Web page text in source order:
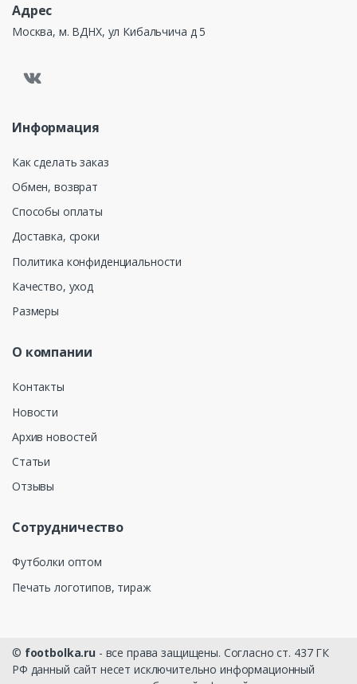
Адрес
Москва, м. ВДНХ, ул Кибальчича д 5
Информация
Как сделать заказ
Обмен, возврат
Способы оплаты
Доставка, сроки
Политика конфиденциальности
Качество, уход
Размеры
О компании
Контакты
Новости
Архив новостей
Статьи
Отзывы
Сотрудничество
Футболки оптом
Печать логотипов, тираж
© footbolka.ru - все права защищены. Согласно ст. 437 ГК
РФ данный сайт несет исключительно информационный